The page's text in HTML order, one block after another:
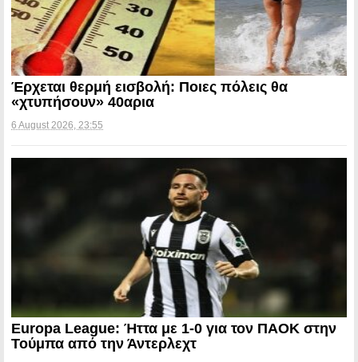
Έρχεται θερμή εισβολή: Ποιες πόλεις θα
«χτυπήσουν» 40αρια
6 August 2026, 23:55
Europa League: Ήττα με 1-0 για τον ΠΑΟΚ στην
Τούμπα από την Άντερλεχτ